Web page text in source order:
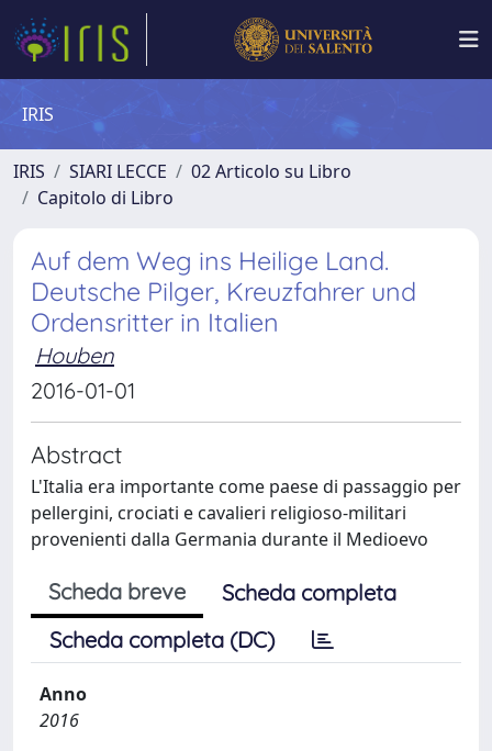
IRIS
IRIS SIARI LECCE
02 Articolo su Libro
Capitolo di Libro
Auf dem Weg ins Heilige Land.
Deutsche Pilger, Kreuzfahrer und
Ordensritter in Italien
Houben
2016-01-01
Abstract
L'Italia era importante come paese di passaggio per
pellergini, crociati e cavalieri religioso-militari
provenienti dalla Germania durante il Medioevo
Scheda breve
Scheda completa
Scheda completa (DC)
Anno
2016